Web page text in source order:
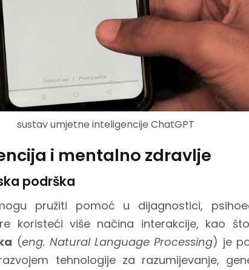
sustav umjetne inteligencije ChatGPT
i mentalno zdravlje
podrška
pružiti pomoć u dijagnostici,
koristeći više načina interakcije, kao
(eng. Natural Language Processing) je
tehnologije za razumijevanje,